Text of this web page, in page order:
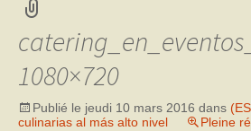
1080×720
Publié le jeudi 10 mars 2016 dans
culinarias al más alto nivel
Pleine